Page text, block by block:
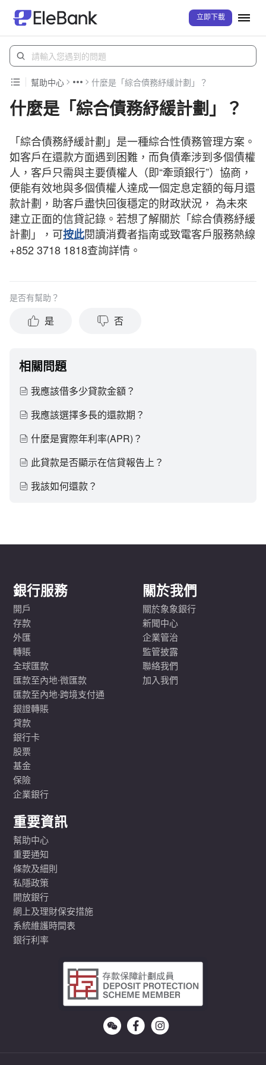
立即下載
幫助中心 什麼是「綜合債務紓緩計劃」？
什麼是「綜合債務紓緩計劃」？
「綜合債務紓緩計劃」是一種綜合性債務管理方案。
如客戶在還款方面遇到困難，而負債牽涉到多個債權
人，客戶只需與主要債權人（即“牽頭銀行”）協商，
便能有效地與多個債權人達成一個定息定額的每月還
款計劃，助客戶盡快回復穩定的財政狀況， 為未來
建立正面的信貸記錄。若想了解關於「綜合債務紓緩
計劃」，可按此閱讀消費者指南或致電客戶服務熱線
+852 3718 1818查詢詳情。
是否有幫助？
是 否
相關問題
我應該借多少貸款金額？
我應該選擇多長的還款期？
什麼是實際年利率(APR)？
此貸款是否顯示在信貸報告上？
我該如何還款？
銀行服務
開戶
存款
外匯
轉賬
全球匯款
匯款至內地·微匯款
匯款至內地·跨境支付通
銀證轉賬
貸款
銀行卡
股票
基金
保險
企業銀行
關於我們
關於象象銀行
新聞中心
企業管治
監管披露
聯絡我們
加入我們
重要資訊
幫助中心
重要通知
條款及細則
私隱政策
開放銀行
網上及理財保安措施
系統維護時間表
銀行利率